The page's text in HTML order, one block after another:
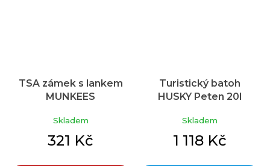
TSA zámek s lankem
MUNKEES
Skladem
321 Kč
Turistický batoh
HUSKY Peten 20l
Skladem
1 118 Kč